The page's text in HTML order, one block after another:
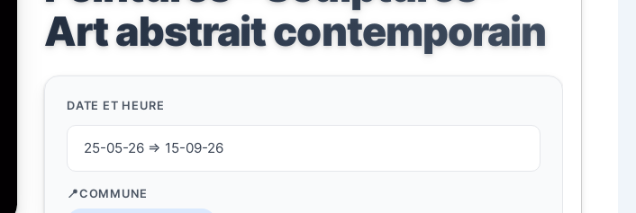
Art abstrait contemporain
DATE ET HEURE
25-05-26 ⇒ 15-09-26
COMMUNE